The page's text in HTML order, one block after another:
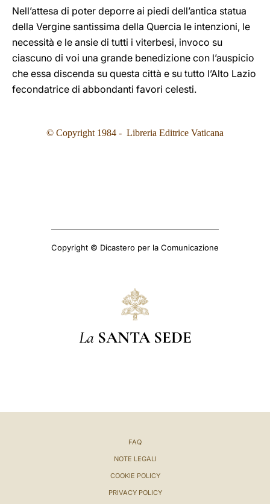
Nell’attesa di poter deporre ai piedi dell’antica statua
della Vergine santissima della Quercia le intenzioni, le
necessità e le ansie di tutti i viterbesi, invoco su
ciascuno di voi una grande benedizione con l’auspicio
che essa discenda su questa città e su tutto l’Alto Lazio
fecondatrice di abbondanti favori celesti.
© Copyright 1984 - Libreria Editrice Vaticana
Copyright © Dicastero per la Comunicazione
La SANTA SEDE
FAQ
NOTE LEGALI
COOKIE POLICY
PRIVACY POLICY